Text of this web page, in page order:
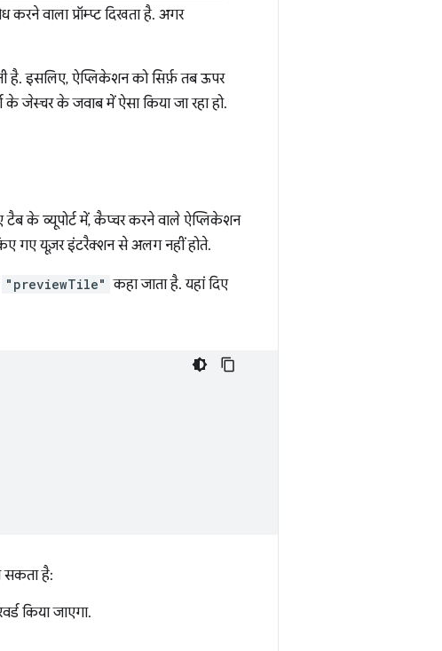
वाला प्रॉम्प्ट दिखता है. अगर
है. इसलिए, ऐप्लिकेशन को सिर्फ़ तब ऊपर
जेस्चर के जवाब में ऐसा किया जा रहा हो.
के व्यूपोर्ट में, कैप्चर करने वाले ऐप्लिकेशन
गए यूज़र इंटरैक्शन से अलग नहीं होते.
"previewTile" कहा जाता है. यहां दिए
सकता है:
किया जाएगा.